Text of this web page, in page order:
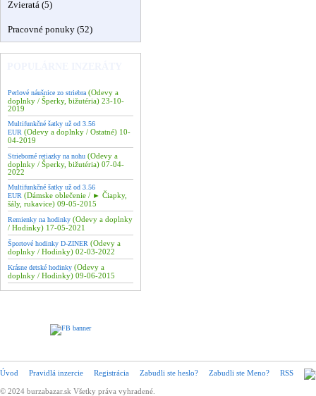
Zvieratá (5)
Pracovné ponuky (52)
Perlové náušnice zo striebra (Odevy a
doplnky / Šperky, bižutéria) 23-10-
2019
Multifunkčné šatky už od 3.56
EUR (Odevy a doplnky / Ostatné) 10-
04-2019
Strieborné retiazky na nohu (Odevy a
doplnky / Šperky, bižutéria) 07-04-
2022
Multifunkčné šatky už od 3.56
EUR (Dámske oblečenie / ► Čiapky,
šály, rukavice) 09-05-2015
Remienky na hodinky (Odevy a doplnky
/ Hodinky) 17-05-2021
Športové hodinky D-ZINER (Odevy a
doplnky / Hodinky) 02-03-2022
Krásne detské hodinky (Odevy a
doplnky / Hodinky) 09-06-2015
Úvod Pravidlá inzercie Registrácia Zabudli ste heslo? Zabudli ste Meno? RSS
© 2024 burzabazar.sk Všetky práva vyhradené.